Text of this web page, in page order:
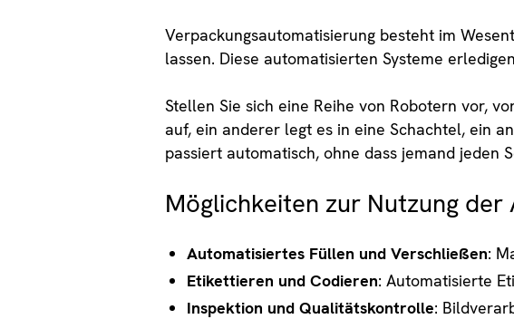
Verpackungsautomatisierung besteht im
lassen. Diese automatisierten Systeme
Stellen Sie sich eine Reihe von Robotern vor,
auf, ein anderer legt es in eine Schachtel, ein
passiert automatisch, ohne dass jemand jeden
Möglichkeiten zur Nutzung
Automatisiertes Füllen und Verschließen:
Etikettieren und Codieren: Automatisierte
Inspektion und Qualitätskontrolle: